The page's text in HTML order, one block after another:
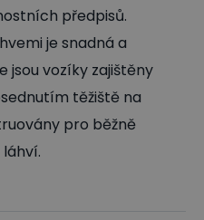
předpisů.
je snadná a
jsou vozíky zajištěny
těžiště na
pro běžně